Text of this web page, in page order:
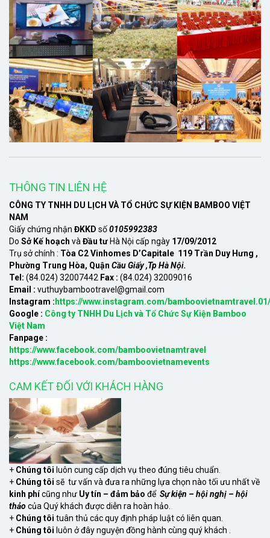
THÔNG TIN LIÊN HỆ
CÔNG TY TNHH DU LỊCH VÀ TỔ CHỨC SỰ KIỆN BAMBOO VIỆT
NAM
Giấy chứng nhận ĐKKD số0105992383
Do Sở Kế hoạch và Đầu tư Hà Nội cấp ngày 17/09/2012
Trụ sở chính : Tòa C2 Vinhomes D’Capitale 119 Trần Duy Hưng ,
Phường Trung Hòa, Quận Cầu Giấy ,Tp Hà Nội.
Tel: (84.024) 32007442 Fax : (84.024) 32009016
Email : vuthuybambootravel@gmail.com
Instagram : https://www.instagram.com/bamboovietnamtravel.01/
Google : Công ty TNHH Du Lịch và Tổ Chức Sự Kiện Bamboo
Việt Nam
Fanpage :
https://www.facebook.com/bamboovietnamtravel
https://www.facebook.com/bamboovietnamevents
CAM KẾT ĐỐI VỚI KHÁCH HÀNG
+ Chúng tôi luôn cung cấp dịch vụ theo đúng tiêu chuẩn.
+ Chúng tôi sẽ tư vấn và đưa ra những lựa chọn nào tối ưu nhất về
kinh phícũng như Uy tín – đảm bảo để Sự kiện – hội nghị – hội
thảocủa Quý khách được diễn ra hoàn hảo.
+ Chúng tôi tuân thủ các quy định pháp luật có liên quan.
+ Chúng tôi luôn ở đây nguyện đồng hành cùng quý khách .